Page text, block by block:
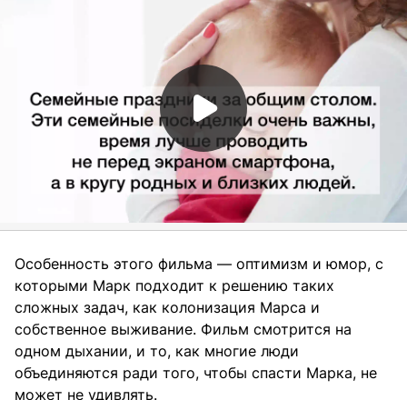
Особенность этого фильма — оптимизм и юмор, с
которыми Марк подходит к решению таких
сложных задач, как колонизация Марса и
собственное выживание. Фильм смотрится на
одном дыхании, и то, как многие люди
объединяются ради того, чтобы спасти Марка, не
может не удивлять.